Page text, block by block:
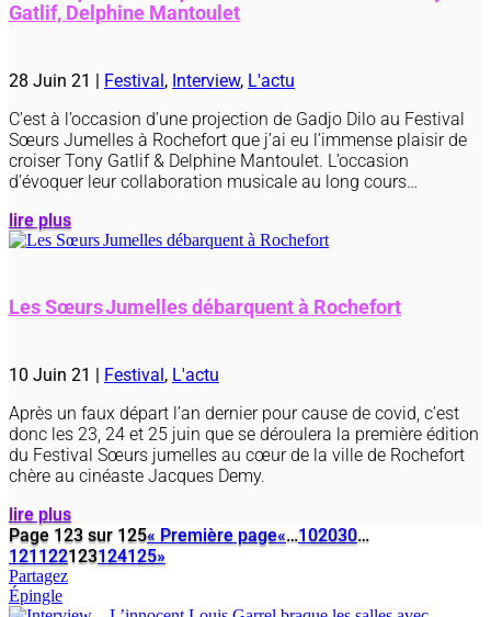
Gatlif, Delphine Mantoulet
28 Juin 21 Festival , Interview, L'actu
C’est à l’occasion d’une projection de Gadjo Dilo au Festival
Sœurs Jumelles à Rochefort que j’ai eu l’immense plaisir de
croiser Tony Gatlif & Delphine Mantoulet. L’occasion
d’évoquer leur collaboration musicale au long cours…
lire plus
Les Sœurs Jumelles débarquent à Rochefort
10 Juin 21 | Festival, L'actu
Après un faux départ l’an dernier pour cause de covid, c’est
donc les 23, 24 et 25 juin que se déroulera la première édition
du Festival Sœurs jumelles au cœur de la ville de Rochefort
chère au cinéaste Jacques Demy.
lire plus
Page 123 sur 125« Première page«…102030…
121 122123124125»
Partagez
Épingle